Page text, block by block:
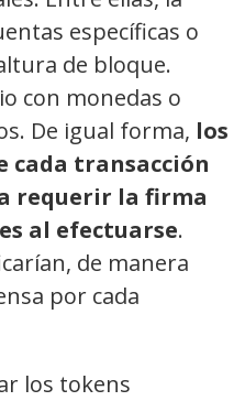
específicas o
de bloque.
con monedas o
De igual forma, los
cada transacción
requerir la firma
al efectuarse.
de manera
por cada
los tokens